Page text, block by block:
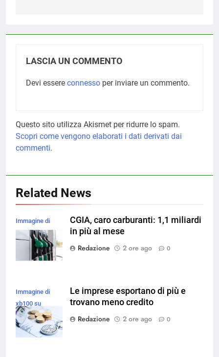
LASCIA UN COMMENTO
Devi essere connesso per inviare un commento.
Questo sito utilizza Akismet per ridurre lo spam.
Scopri come vengono elaborati i dati derivati dai
commenti.
Related News
Immagine di
magnific
CGIA, caro carburanti: 1,1 miliardi
in più al mese
Redazione
2 ore ago 0
Immagine di
xb100 su
Magnific
Le imprese esportano di più e
trovano meno credito
Redazione
2 ore ago 0